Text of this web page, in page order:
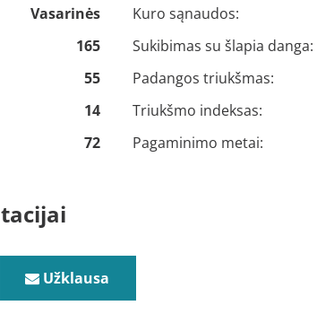
Vasarinės
165
55
14
72
Kuro sąnaudos:
Sukibimas su šlapia danga:
Padangos triukšmas:
Triukšmo indeksas:
Pagaminimo metai:
Užklausa